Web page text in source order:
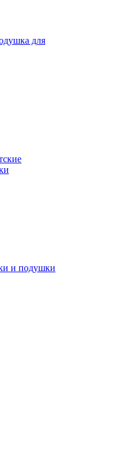
для
и подушки